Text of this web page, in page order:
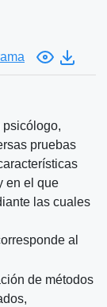
pruebas
en el que
las cuales
al
de métodos